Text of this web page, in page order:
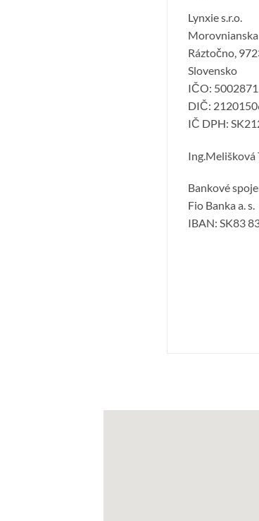
Lynxie s.r.o.
Ráztočno,
Slovensko
IČO:
DIČ:
IČ DPH:
Ing.Melišková
Bankové
Fio Banka a. s.
IBAN: SK83